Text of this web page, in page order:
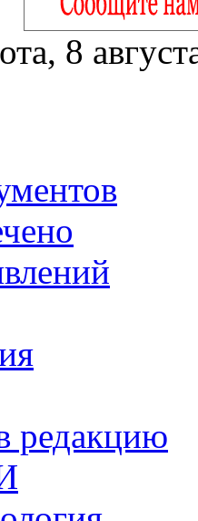
8
редакцию